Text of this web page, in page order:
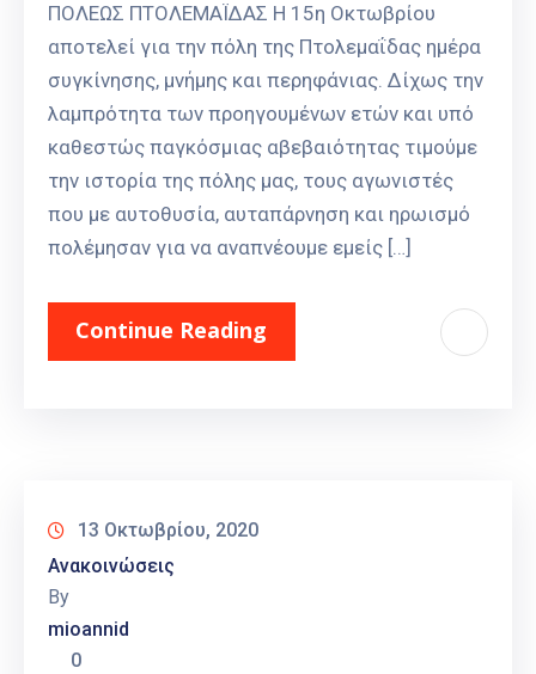
ΠΟΛΕΩΣ ΠΤΟΛΕΜΑΪΔΑΣ Η 15η Οκτωβρίου
αποτελεί για την πόλη της Πτολεμαΐδας ημέρα
συγκίνησης, μνήμης και περηφάνιας. Δίχως την
λαμπρότητα των προηγουμένων ετών και υπό
καθεστώς παγκόσμιας αβεβαιότητας τιμούμε
την ιστορία της πόλης μας, τους αγωνιστές
που με αυτοθυσία, αυταπάρνηση και ηρωισμό
πολέμησαν για να αναπνέουμε εμείς […]
Continue Reading
13 Οκτωβρίου, 2020
Ανακοινώσεις
By
mioannid
0